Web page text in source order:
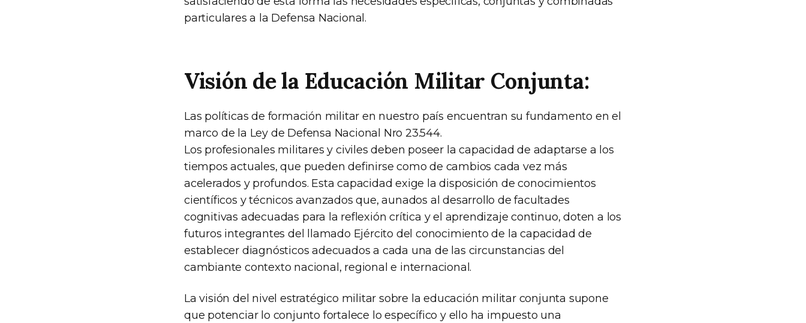
particulares a la Defensa Nacional.
Visión de la Educación Militar Conjunta:
Las políticas de formación militar en nuestro país encuentran su fundamento en el
marco de la Ley de Defensa Nacional Nro 23.544.
Los profesionales militares y civiles deben poseer la capacidad de adaptarse a los
tiempos actuales, que pueden definirse como de cambios cada vez más
acelerados y profundos. Esta capacidad exige la disposición de conocimientos
científicos y técnicos avanzados que, aunados al desarrollo de facultades
cognitivas adecuadas para la reflexión crítica y el aprendizaje continuo, doten a los
futuros integrantes del llamado Ejército del conocimiento de la capacidad de
establecer diagnósticos adecuados a cada una de las circunstancias del
cambiante contexto nacional, regional e internacional.
La visión del nivel estratégico militar sobre la educación militar conjunta supone
que potenciar lo conjunto fortalece lo específico y ello ha impuesto una